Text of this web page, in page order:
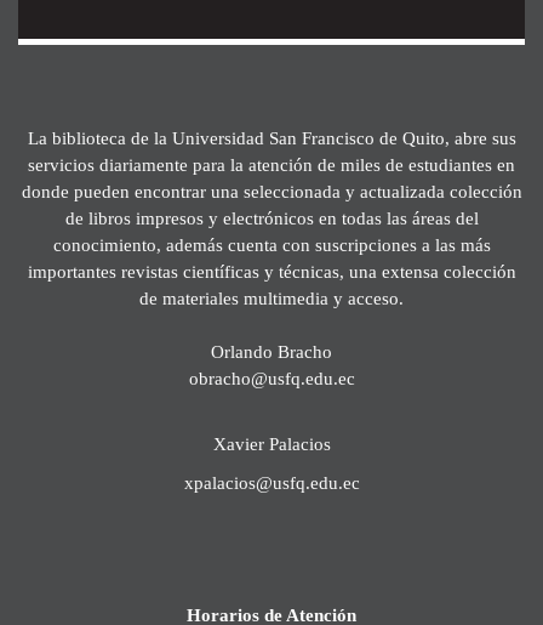
La biblioteca de la Universidad San Francisco de Quito, abre sus
servicios diariamente para la atención de miles de estudiantes en
donde pueden encontrar una seleccionada y actualizada colección
de libros impresos y electrónicos en todas las áreas del
conocimiento, además cuenta con suscripciones a las más
importantes revistas científicas y técnicas, una extensa colección
de materiales multimedia y acceso.
Orlando Bracho
obracho@usfq.edu.ec
Xavier Palacios
xpalacios@usfq.edu.ec
Horarios de Atención